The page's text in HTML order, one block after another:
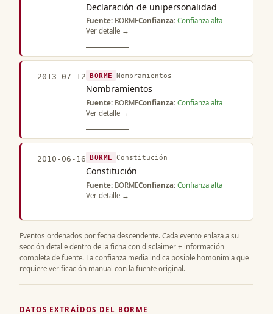
Declaración de unipersonalidad
Fuente: BORMEConfianza: Confianza alta
Ver detalle →
2013-07-12 BORME Nombramientos
Nombramientos
Fuente: BORMEConfianza: Confianza alta
Ver detalle →
2010-06-16 BORME Constitución
Constitución
Fuente: BORMEConfianza: Confianza alta
Ver detalle →
Eventos ordenados por fecha descendente. Cada evento enlaza a su
sección detalle dentro de la ficha con disclaimer + información
completa de fuente. La confianza media indica posible homonimia que
requiere verificación manual con la fuente original.
DATOS EXTRAÍDOS DEL BORME